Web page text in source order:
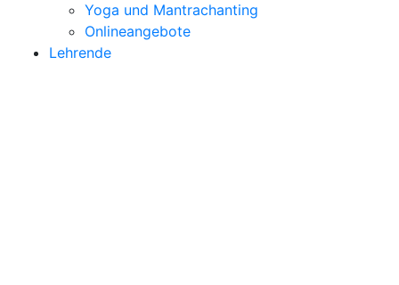
Yoga und Mantrachanting
Onlineangebote
Lehrende